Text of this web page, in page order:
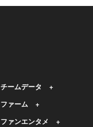
チームデータ
ファーム
ファンエンタメ